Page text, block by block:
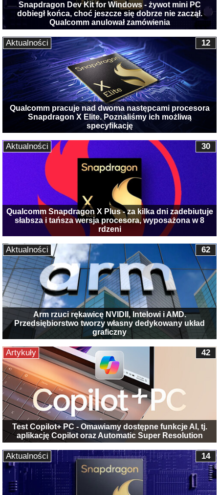
Snapdragon Dev Kit for Windows - żywot mini PC
dobiegł końca, choć jeszcze się dobrze nie zaczął.
Qualcomm anulował zamówienia
Qualcomm pracuje nad dwoma następcami procesora
Snapdragon X Elite. Poznaliśmy ich możliwą
specyfikację
12
Aktualności
Qualcomm Snapdragon X Plus - za kilka dni zadebiutuje
słabsza i tańsza wersja procesora, wyposażona w 8
rdzeni
30
Aktualności
Arm rzuci rękawicę NVIDII, Intelowi i AMD.
Przedsiębiorstwo tworzy własny dedykowany układ
graficzny
62
Aktualności
Test Copilot+ PC - Omawiamy dostępne funkcje AI, tj.
aplikację Copilot oraz Automatic Super Resolution
42
Artykuły
14
Aktualności